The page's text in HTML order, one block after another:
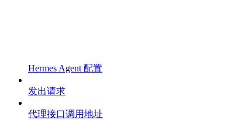
Hermes Agent 配置
发出请求
代理接口调用地址